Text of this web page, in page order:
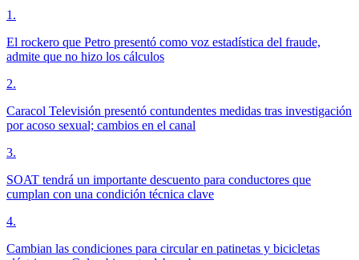
1 .
El rockero que Petro presentó como voz estadística del fraude,
admite que no hizo los cálculos
2.
Caracol Televisión presentó contundentes medidas tras investigación
por acoso sexual; cambios en el canal
3.
SOAT tendrá un importante descuento para conductores que
cumplan con una condición técnica clave
4.
Cambian las condiciones para circular en patinetas y bicicletas